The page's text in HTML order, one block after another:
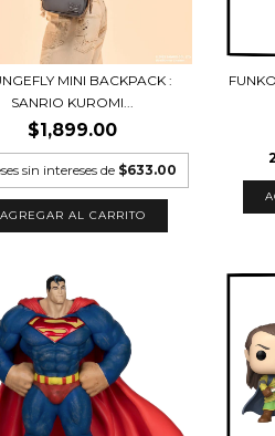
MINI BACKPACK :
SANRIO KUROMI...
$1,899.00
sin intereses de $633.00